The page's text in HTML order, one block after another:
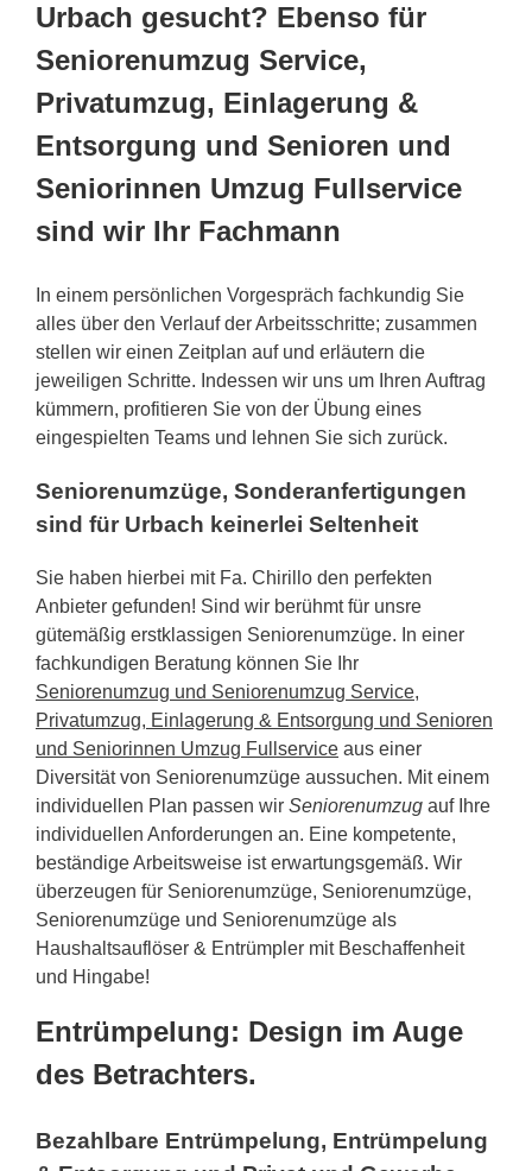
Urbach gesucht? Ebenso für
Seniorenumzug Service,
Privatumzug, Einlagerung &
Entsorgung und Senioren und
Seniorinnen Umzug Fullservice
sind wir Ihr Fachmann
In einem persönlichen Vorgespräch fachkundig Sie
alles über den Verlauf der Arbeitsschritte; zusammen
stellen wir einen Zeitplan auf und erläutern die
jeweiligen Schritte. Indessen wir uns um Ihren Auftrag
kümmern, profitieren Sie von der Übung eines
eingespielten Teams und lehnen Sie sich zurück.
Seniorenumzüge, Sonderanfertigungen
sind für Urbach keinerlei Seltenheit
Sie haben hierbei mit Fa. Chirillo den perfekten
Anbieter gefunden! Sind wir berühmt für unsre
gütemäßig erstklassigen Seniorenumzüge. In einer
fachkundigen Beratung können Sie Ihr
Seniorenumzug und Seniorenumzug Service,
Privatumzug, Einlagerung & Entsorgung und Senioren
und Seniorinnen Umzug Fullservice aus einer
Diversität von Seniorenumzüge aussuchen. Mit einem
individuellen Plan passen wir Seniorenumzug auf Ihre
individuellen Anforderungen an. Eine kompetente,
beständige Arbeitsweise ist erwartungsgemäß. Wir
überzeugen für Seniorenumzüge, Seniorenumzüge,
Seniorenumzüge und Seniorenumzüge als
Haushaltsauflöser & Entrümpler mit Beschaffenheit
und Hingabe!
Entrümpelung: Design im Auge
des Betrachters.
Bezahlbare Entrümpelung, Entrümpelung